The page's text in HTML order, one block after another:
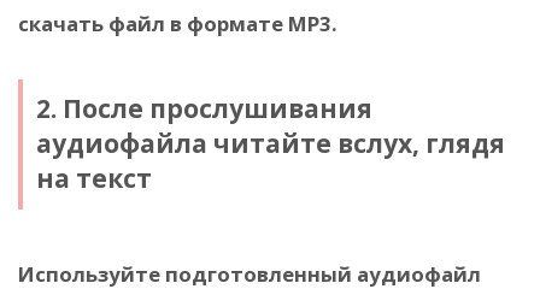
скачать файл в формате MP3.
2. После прослушивания
аудиофайла читайте вслух, глядя
на текст
Используйте подготовленный аудиофайл